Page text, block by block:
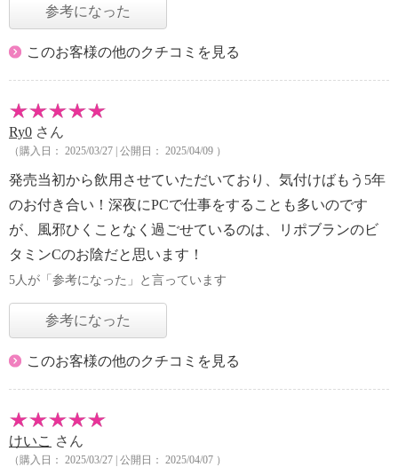
参考になった
このお客様の他のクチコミを見る
Ry0 さん
（購入日： 2025/03/27 | 公開日： 2025/04/09 ）
発売当初から飲用させていただいており、気付けばもう5年
のお付き合い！深夜にPCで仕事をすることも多いのです
が、風邪ひくことなく過ごせているのは、リポブランのビ
タミンCのお陰だと思います！
5人が「参考になった」と言っています
参考になった
このお客様の他のクチコミを見る
けいこ さん
（購入日： 2025/03/27 | 公開日： 2025/04/07 ）